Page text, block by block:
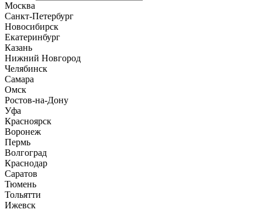
Москва
Санкт-Петербург
Новосибирск
Екатеринбург
Казань
Нижний Новгород
Челябинск
Самара
Омск
Ростов-на-Дону
Уфа
Красноярск
Воронеж
Пермь
Волгоград
Краснодар
Саратов
Тюмень
Тольятти
Ижевск